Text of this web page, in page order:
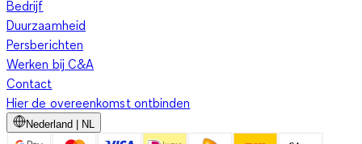
Bedrijf
Duurzaamheid
Persberichten
Werken bij C&A
Contact
Hier de overeenkomst ontbinden
Nederland | NL